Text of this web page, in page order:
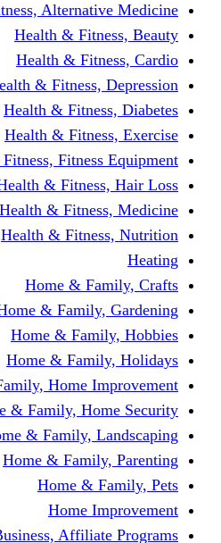
Health & Fitness,
Health &
Health &
Health & Fitness,
Health &
Health &
Health & Fitness,
Health &
Health &
Health &
Home &
Home &
Home &
Home &
Home & Family, Home
Home & Family,
Home & Family,
Home &
Home &
Home
Internet Business,